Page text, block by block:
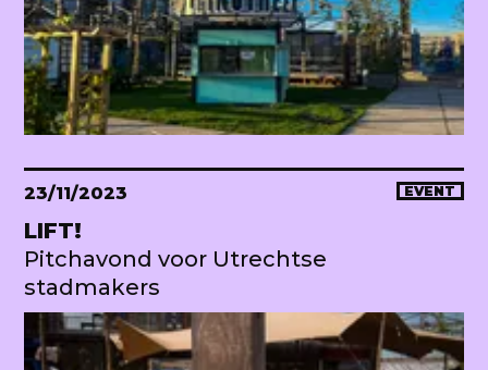
23/11/2023 EVENT
LIFT!
Pitchavond voor Utrechtse
stadmakers